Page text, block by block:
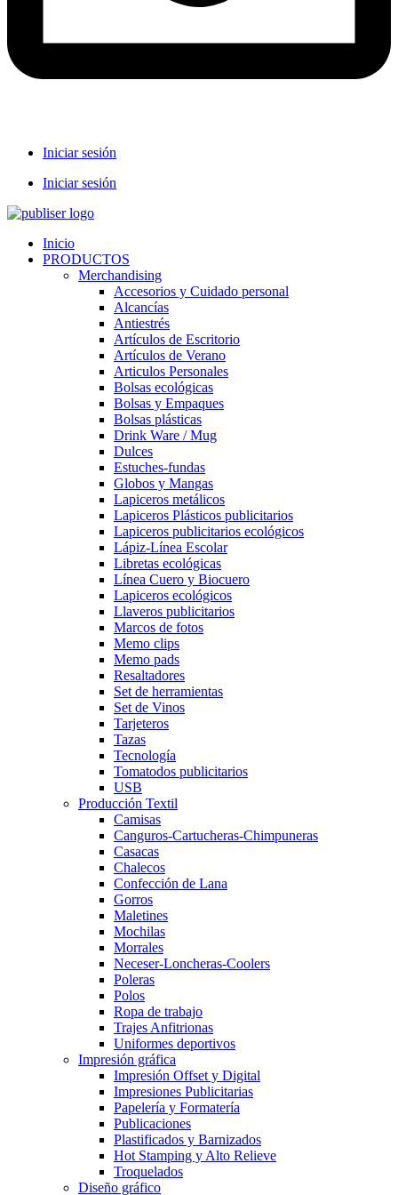
Iniciar sesión
Iniciar sesión
Inicio
PRODUCTOS
Merchandising
Accesorios y Cuidado personal
Alcancías
Antiestrés
Artículos de Escritorio
Artículos de Verano
Articulos Personales
Bolsas ecológicas
Bolsas y Empaques
Bolsas plásticas
Drink Ware / Mug
Dulces
Estuches-fundas
Globos y Mangas
Lapiceros metálicos
Lapiceros Plásticos publicitarios
Lapiceros publicitarios ecológicos
Lápiz-Línea Escolar
Libretas ecológicas
Línea Cuero y Biocuero
Lapiceros ecológicos
Llaveros publicitarios
Marcos de fotos
Memo clips
Memo pads
Resaltadores
Set de herramientas
Set de Vinos
Tarjeteros
Tazas
Tecnología
Tomatodos publicitarios
USB
Producción Textil
Camisas
Canguros-Cartucheras-Chimpuneras
Casacas
Chalecos
Confección de Lana
Gorros
Maletines
Mochilas
Morrales
Neceser-Loncheras-Coolers
Poleras
Polos
Ropa de trabajo
Trajes Anfitrionas
Uniformes deportivos
Impresión gráfica
Impresión Offset y Digital
Impresiones Publicitarias
Papelería y Formatería
Publicaciones
Plastificados y Barnizados
Hot Stamping y Alto Relieve
Troquelados
Diseño gráfico